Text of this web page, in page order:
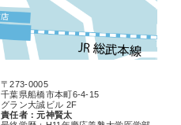
〒273-0005
千葉県船橋市本町6-4-15
グラン大誠ビル 2F
責任者：元神賢太